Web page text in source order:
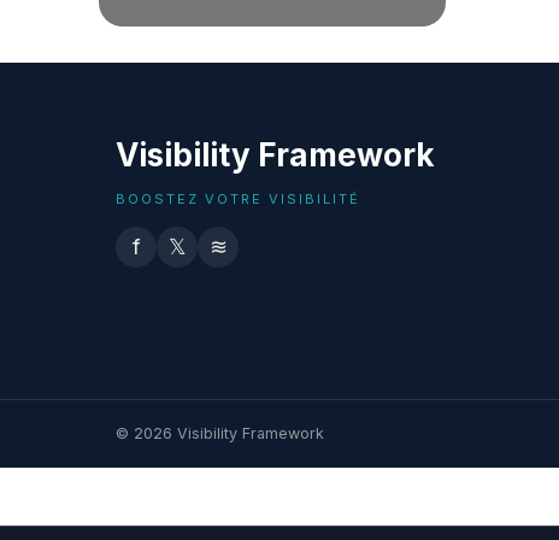
Visibility Framework
BOOSTEZ VOTRE VISIBILITÉ
f 𝕏 ≋
© 2026 Visibility Framework